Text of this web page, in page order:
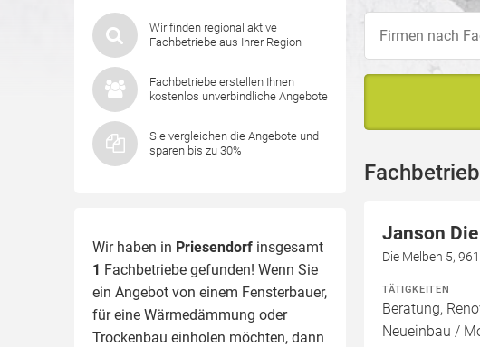
Wir finden regional aktive
Fachbetriebe aus Ihrer Region
Fachbetriebe erstellen Ihnen
kostenlos unverbindliche Angebote
Sie vergleichen die Angebote und
sparen bis zu 30%
Wir haben in Priesendorf insgesamt
1 Fachbetriebe gefunden! Wenn Sie
ein Angebot von einem Fensterbauer,
für eine Wärmedämmung oder
Trockenbau einholen möchten, dann
Janson
Die Melben 5,
TÄTIGKEITEN
Beratung,
Neueinbau /